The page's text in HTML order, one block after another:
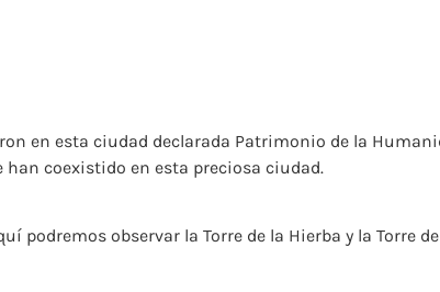
en esta ciudad declarada Patrimonio de la
coexistido en esta preciosa ciudad.
podremos observar la Torre de la Hierba y la Torre